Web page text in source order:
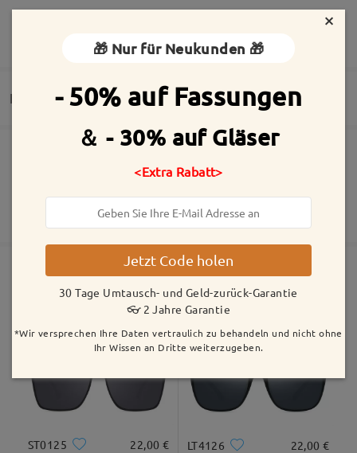
Die perfekte Sonnenbrille
Alle Bewertungen
anzeigen
Bewertung schreiben
Lieferung
5-7 Werktage Details
Versandt
5-7 Werktage Details
2 Jahre Garantie
Mehr anzeigen
Ähnliche Fassungen
ST0125 22,00 € LT4126 22,00 €
×
🎁 Nur für Neukunden 🎁
- 50% auf Fassungen
＆ - 30% auf Gläser
<Extra Rabatt>
Jetzt Code holen
30 Tage Umtausch- und Geld-zurück-Garantie
👓 2 Jahre Garantie
*Wir versprechen Ihre Daten vertraulich zu behandeln und nicht ohne
Ihr Wissen an Dritte weiterzugeben.